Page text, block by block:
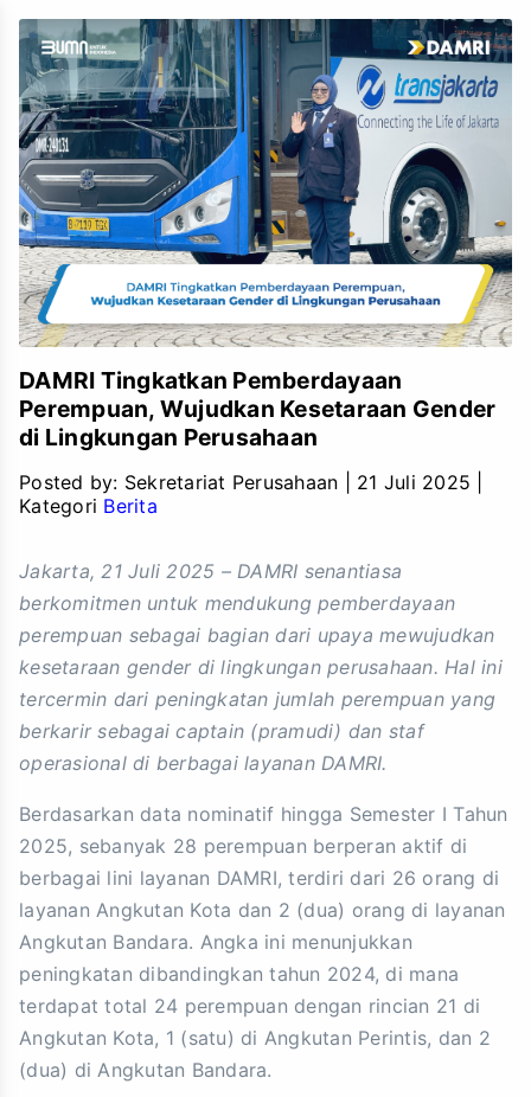
DAMRI Tingkatkan Pemberdayaan
Perempuan, Wujudkan Kesetaraan Gender
di Lingkungan Perusahaan
Posted by: Sekretariat Perusahaan 21 Juli 2025
Kategori Berita
Jakarta, 21 Juli 2025 – DAMRI senantiasa
berkomitmen untuk mendukung pemberdayaan
perempuan sebagai bagian dari upaya mewujudkan
kesetaraan gender di lingkungan perusahaan. Hal ini
tercermin dari peningkatan jumlah perempuan yang
berkarir sebagai captain (pramudi) dan staf
operasional di berbagai layanan DAMRI.
Berdasarkan data nominatif hingga Semester I Tahun
2025, sebanyak 28 perempuan berperan aktif di
berbagai lini layanan DAMRI, terdiri dari 26 orang di
layanan Angkutan Kota dan 2 (dua) orang di layanan
Angkutan Bandara. Angka ini menunjukkan
peningkatan dibandingkan tahun 2024, di mana
terdapat total 24 perempuan dengan rincian 21 di
Angkutan Kota, 1 (satu) di Angkutan Perintis, dan 2
(dua) di Angkutan Bandara.